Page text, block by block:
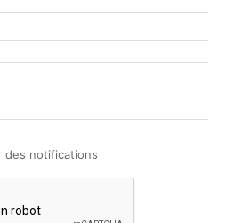
des notifications